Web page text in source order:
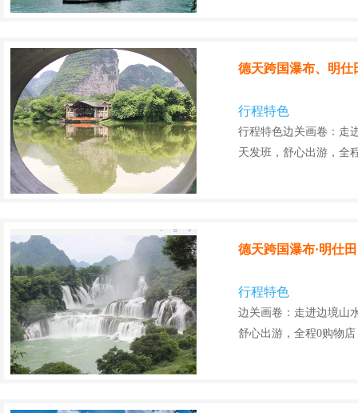
德天跨国瀑布、明
行程特色
行程特色边关画卷：走
天发班，舒心出游，全
德天跨国瀑布·明仕
行程特色
边关画卷：走进边境山
舒心出游，全程0购物